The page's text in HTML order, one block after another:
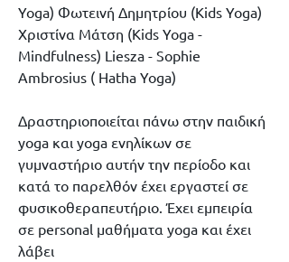
Yoga) Φωτεινή Δημητρίου (Kids Yoga)
Χριστίνα Μάτση (Κids Yoga -
Mindfulness) Liesza - Sophie
Ambrosius ( Hatha Yoga)
Δραστηριοποιείται πάνω στην παιδική
yoga και yoga ενηλίκων σε
γυμναστήριο αυτήν την περίοδο και
κατά το παρελθόν έχει εργαστεί σε
φυσικοθεραπευτήριο. Έχει εμπειρία
σε personal μαθήματα yoga και έχει
λάβει